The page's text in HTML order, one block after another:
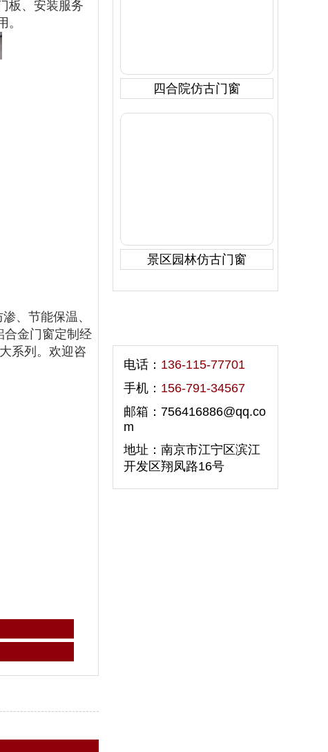
板、安装服务
、节能保温、
合金门窗定制经
系列。欢迎咨
四合院仿古门窗
景区园林仿古门窗
电话： 136-115-77701
手机： 156-791-34567
邮箱：756416886@qq.co
m
地址：南京市江宁区滨江
开发区翔凤路16号